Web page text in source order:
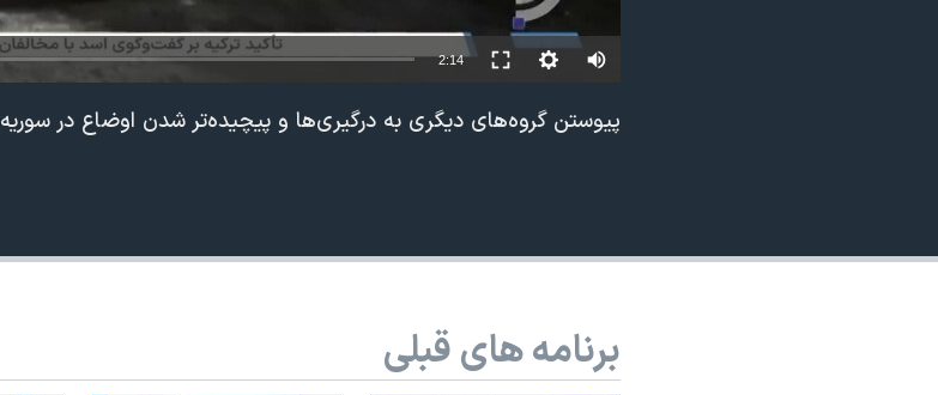
2:14
پیوستن گروه‌های دیگری به درگیری‌ها و پیچیده‌تر شدن اوضاع در سوریه
برنامه های قبلی